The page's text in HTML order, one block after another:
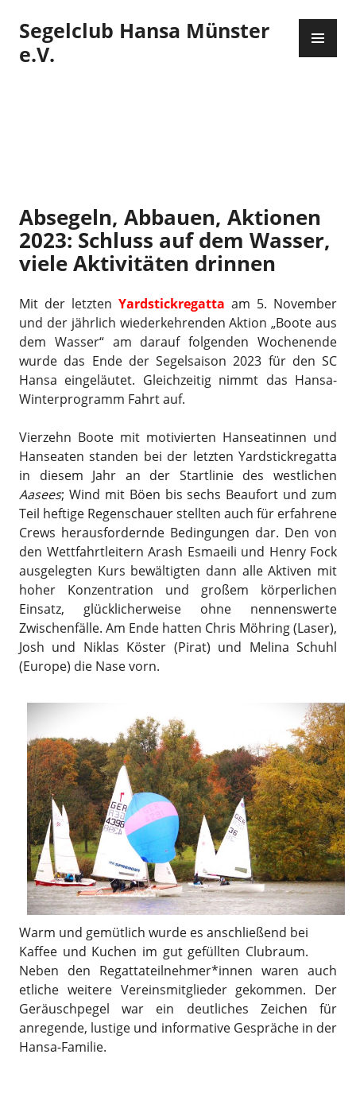
Inhalt
springen
Segelclub Hansa Münster
e.V.
Absegeln, Abbauen, Aktionen
2023: Schluss auf dem Wasser,
viele Aktivitäten drinnen
Mit der letzten Yardstickregatta am 5. November
und der jährlich wiederkehrenden Aktion „Boote aus
dem Wasser“ am darauf folgenden Wochenende
wurde das Ende der Segelsaison 2023 für den SC
Hansa eingeläutet. Gleichzeitig nimmt das Hansa-
Winterprogramm Fahrt auf.
Vierzehn Boote mit motivierten Hanseatinnen und
Hanseaten standen bei der letzten Yardstickregatta
in diesem Jahr an der Startlinie des westlichen
Aasees; Wind mit Böen bis sechs Beaufort und zum
Teil heftige Regenschauer stellten auch für erfahrene
Crews herausfordernde Bedingungen dar. Den von
den Wettfahrtleitern Arash Esmaeili und Henry Fock
ausgelegten Kurs bewältigten dann alle Aktiven mit
hoher Konzentration und großem körperlichen
Einsatz, glücklicherweise ohne nennenswerte
Zwischenfälle. Am Ende hatten Chris Möhring (Laser),
Josh und Niklas Köster (Pirat) und Melina Schuhl
(Europe) die Nase vorn.
Warm und gemütlich wurde es anschließend bei
Kaffee und Kuchen im gut gefüllten Clubraum.
Neben den Regattateilnehmer*innen waren auch
etliche weitere Vereinsmitglieder gekommen. Der
Geräuschpegel war ein deutliches Zeichen für
anregende, lustige und informative Gespräche in der
Hansa-Familie.